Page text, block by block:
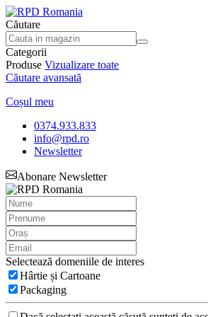
Căutare
Categorii
Produse Vizualizare toate
Căutare avansată
Coșul meu
0374.933.833
info@rpd.ro
Newsletter
Abonare Newsletter
Selectează domeniile de interes
Hârtie și Cartoane
Packaging